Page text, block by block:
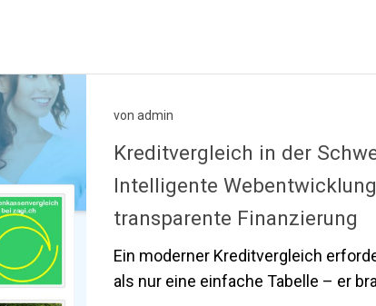
vonadmin
Kreditvergleich in der
Intelligente
transparente Finanzierung
Ein moderner Kreditvergleich
als nur eine einfache Tabelle – er